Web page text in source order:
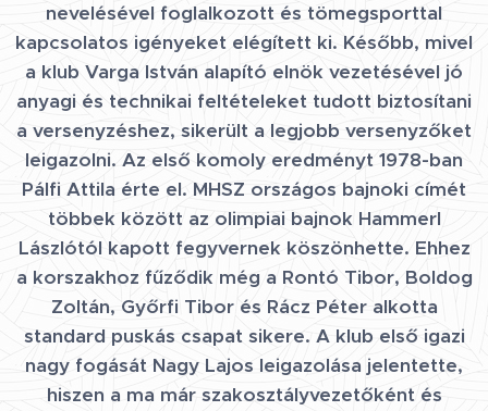
nevelésével foglalkozott és tömegsporttal
kapcsolatos igényeket elégített ki. Később, mivel
a klub Varga István alapító elnök vezetésével jó
anyagi és technikai feltételeket tudott biztosítani
a versenyzéshez, sikerült a legjobb versenyzőket
leigazolni. Az első komoly eredményt 1978-ban
Pálfi Attila érte el. MHSZ országos bajnoki címét
többek között az olimpiai bajnok Hammerl
Lászlótól kapott fegyvernek köszönhette. Ehhez
a korszakhoz fűződik még a Rontó Tibor, Boldog
Zoltán, Győrfi Tibor és Rácz Péter alkotta
standard puskás csapat sikere. A klub első igazi
nagy fogását Nagy Lajos leigazolása jelentette,
hiszen a ma már szakosztályvezetőként és